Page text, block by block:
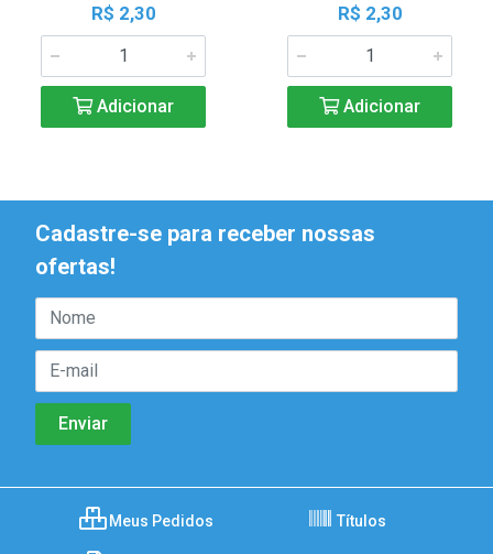
R$ 2,30
Adicionar
R$ 2,30
Adicionar
Cadastre-se para receber nossas
ofertas!
Meus Pedidos Títulos